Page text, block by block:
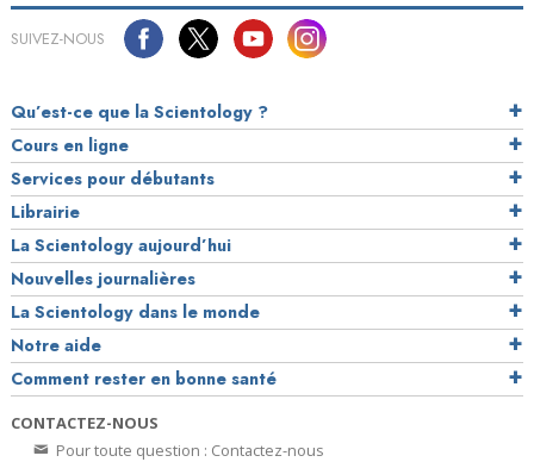
SUIVEZ-NOUS
Qu’est-ce que la Scientology ?
Cours en ligne
Services pour débutants
Librairie
La Scientology aujourd’hui
Nouvelles journalières
La Scientology dans le monde
Notre aide
Comment rester en bonne santé
CONTACTEZ-NOUS
Pour toute question : Contactez-nous